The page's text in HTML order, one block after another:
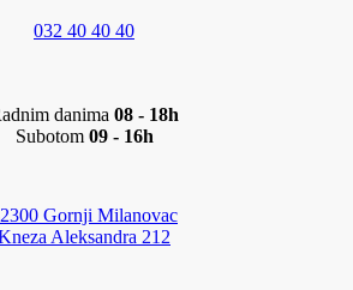
032 40 40 40
danima 08 - 18h
Subotom 09 - 16h
Gornji Milanovac
Aleksandra 212